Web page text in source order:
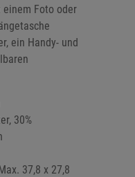
Foto oder
ein Handy- und
30%
37,8 x 27,8